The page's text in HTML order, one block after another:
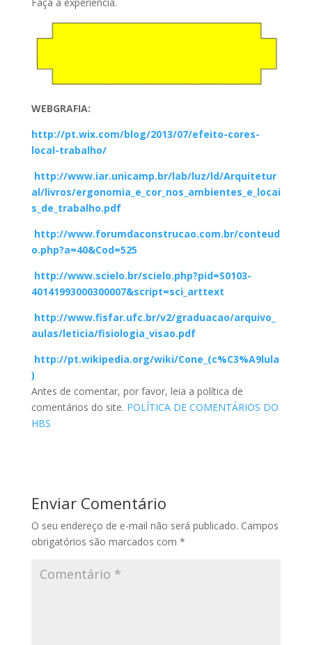
WEBGRAFIA:
http://pt.wix.com/blog/2013/07/efeito-cores-
local-trabalho/
http://www.iar.unicamp.br/lab/luz/ld/Arquitetur
al/livros/ergonomia_e_cor_nos_ambientes_e_locai
s_de_trabalho.pdf
http://www.forumdaconstrucao.com.br/conteud
o.php?a=40&Cod=525
http://www.scielo.br/scielo.php?pid=S0103-
40141993000300007&script=sci_arttext
http://www.fisfar.ufc.br/v2/graduacao/arquivo_
aulas/leticia/fisiologia_visao.pdf
http://pt.wikipedia.org/wiki/Cone_(c%C3%A9lula
)
Antes de comentar, por favor, leia a política de
comentários do site. POLÍTICA DE COMENTÁRIOS DO
HBS
Enviar Comentário
O seu endereço de e-mail não será publicado. Campos
obrigatórios são marcados com *